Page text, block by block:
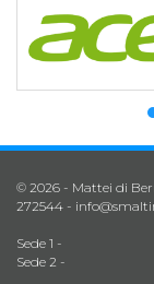
© 2026 - Mattei di
272544 -
Sede 1 -
Sede 2 -